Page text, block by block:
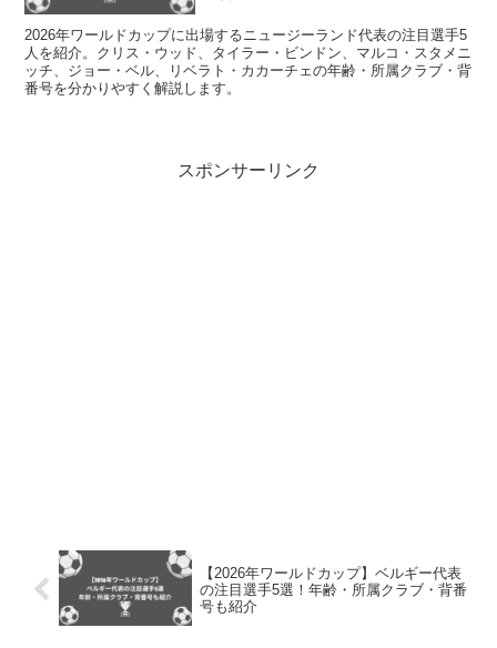
2026年ワールドカップに出場するニュージーランド代表の注目選手5
人を紹介。クリス・ウッド、タイラー・ビンドン、マルコ・スタメニ
ッチ、ジョー・ベル、リベラト・カカーチェの年齢・所属クラブ・背
番号を分かりやすく解説します。
スポンサーリンク
【2026年ワールドカップ】ベルギー代表
の注目選手5選！年齢・所属クラブ・背番
号も紹介